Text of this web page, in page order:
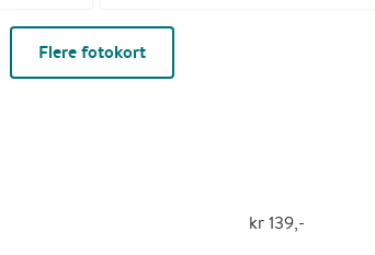
Flere fotokort
kr 139,-